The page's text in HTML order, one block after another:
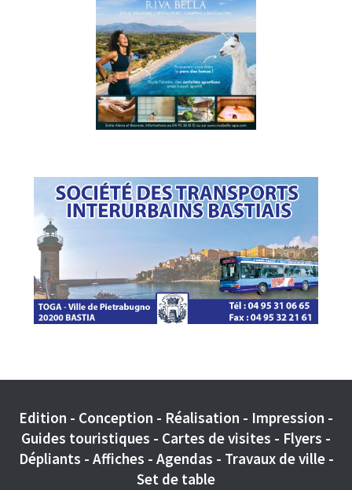
Edition - Conception - Réalisation - Impression -
Guides touristiques - Cartes de visites - Flyers -
Dépliants - Affiches - Agendas - Travaux de ville -
Set de table